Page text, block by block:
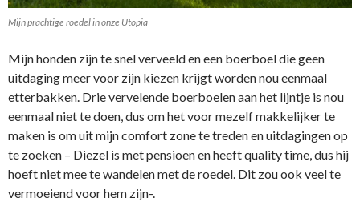
Mijn prachtige roedel in onze Utopia
Mijn honden zijn te snel verveeld en een boerboel die geen
uitdaging meer voor zijn kiezen krijgt worden nou eenmaal
etterbakken. Drie vervelende boerboelen aan het lijntje is nou
eenmaal niet te doen, dus om het voor mezelf makkelijker te
maken is om uit mijn comfort zone te treden en uitdagingen op
te zoeken – Diezel is met pensioen en heeft quality time, dus hij
hoeft niet mee te wandelen met de roedel. Dit zou ook veel te
vermoeiend voor hem zijn-.